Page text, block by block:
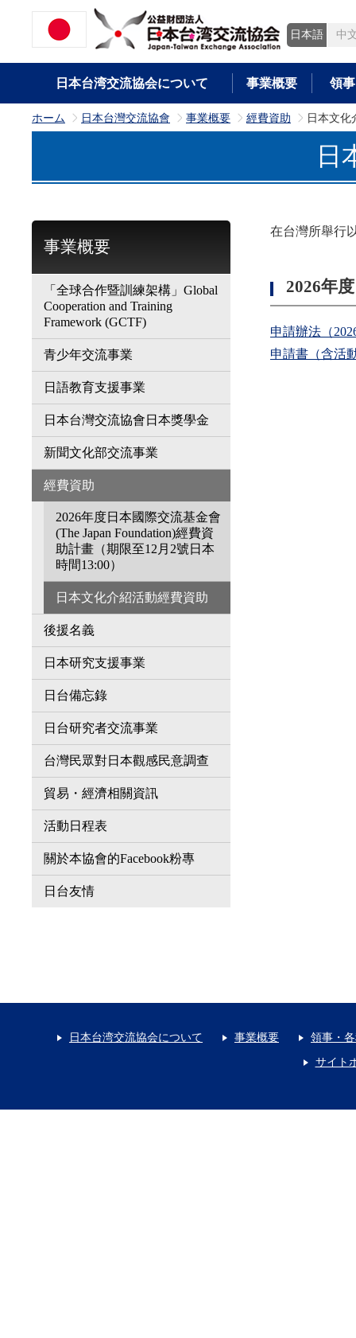
日本語 中
日本台湾交流協会について 事業概要 領
ホーム >
日本台灣交流協會 >
事業概要 >
經費資助 >
日本文化
日
在台灣所舉行
2026年度
申請辦法（
申請書（含活
事業概要
「全球合作暨訓練架構」Global
Cooperation and Training
Framework (GCTF)
青少年交流事業
日語教育支援事業
日本台灣交流協會日本獎學金
新聞文化部交流事業
經費資助
2026年度日本國際交流基金會
(The Japan Foundation)經費資
助計畫（期限至12月2號日本
時間13:00）
日本文化介紹活動經費資助
後援名義
日本研究支援事業
日台備忘錄
日台研究者交流事業
台灣民眾對日本觀感民意調查
貿易・經濟相關資訊
活動日程表
關於本協會的Facebook粉專
日台友情
日本台湾交流協会について 事業概要 領事・
サイト